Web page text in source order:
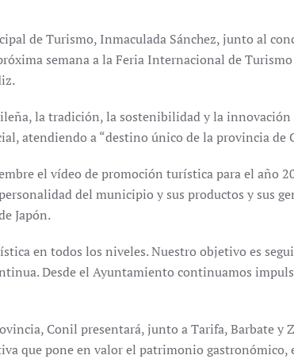
de Turismo, Inmaculada Sánchez, junto al
semana a la Feria Internacional de
la tradición, la sostenibilidad y la
atendiendo a “destino único de la provincia de
el vídeo de promoción turística para el año
del municipio y sus productos y sus
Japón.
en todos los niveles. Nuestro objetivo es
Desde el Ayuntamiento continuamos
Conil presentará, junto a Tarifa, Barbate y
que pone en valor el patrimonio